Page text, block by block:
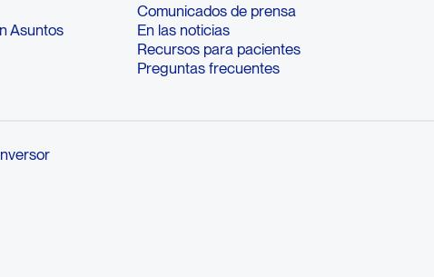
Asuntos
Comunicados de prensa
En las noticias
Recursos para pacientes
Preguntas frecuentes